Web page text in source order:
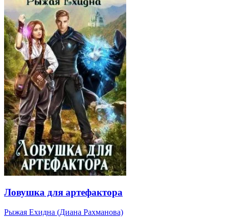
Ловушка для артефактора
Рыжая Ехидна (Диана Рахманова)